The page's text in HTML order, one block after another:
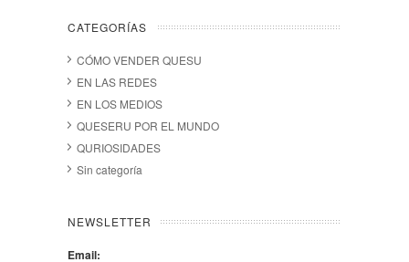
CATEGORÍAS
CÓMO VENDER QUESU
EN LAS REDES
EN LOS MEDIOS
QUESERU POR EL MUNDO
QURIOSIDADES
Sin categoría
NEWSLETTER
Email: